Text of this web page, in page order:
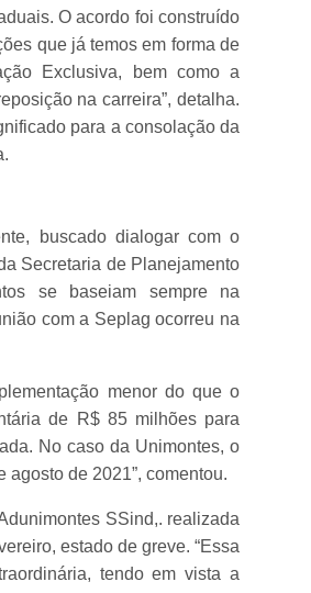
O acordo foi construído
que já temos em forma de
Exclusiva, bem como a
na carreira”, detalha.
para a consolação da
buscado dialogar com o
Secretaria de Planejamento
se baseiam sempre na
com a Seplag ocorreu na
menor do que o
de R$ 85 milhões para
No caso da Unimontes, o
de 2021”, comentou.
SSind,. realizada
estado de greve. “Essa
tendo em vista a